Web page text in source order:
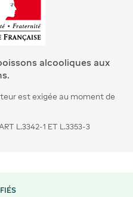
alcooliques aux
est exigée au moment de
L.3342-1 ET L.3353-3